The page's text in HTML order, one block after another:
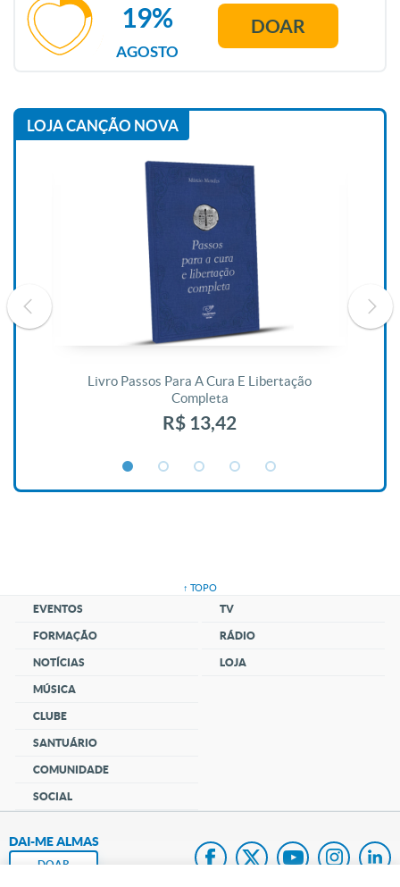
AGOSTO
19% DOAR
LOJA CANÇÃO NOVA
Livro Passos Para A Cura E Libertação
Completa
R$ 13,42
↑ TOPO
EVENTOS
FORMAÇÃO
NOTÍCIAS
MÚSICA
CLUBE
SANTUÁRIO
COMUNIDADE
SOCIAL
TV
RÁDIO
LOJA
DAI-ME ALMAS
DOAR